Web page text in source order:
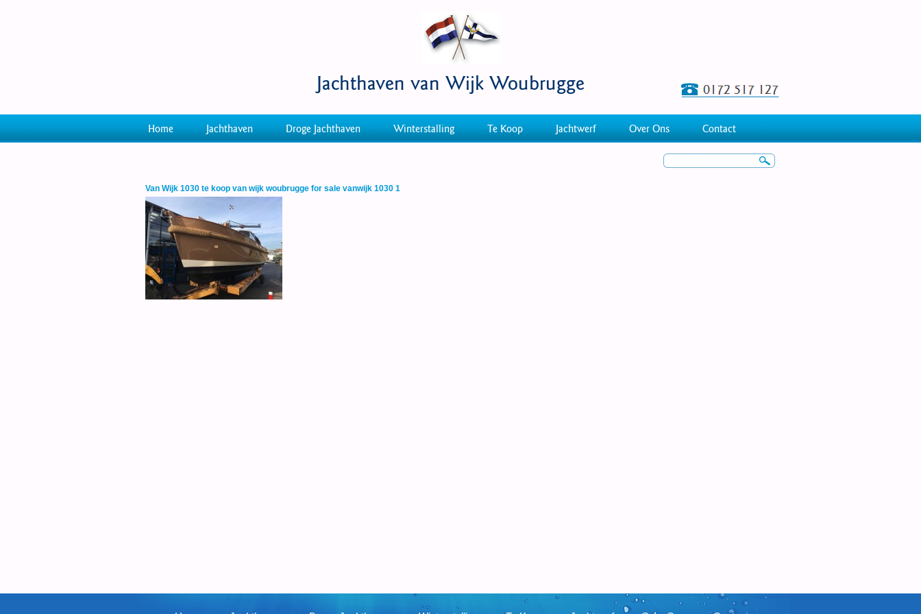
Jachthaven van Wijk Woubrugge
Home Jachthaven Droge Jachthaven Winterstalling Te Koop Jachtwerf Over Ons Contact
Van Wijk 1030 te koop van wijk woubrugge for sale vanwijk 1030 1